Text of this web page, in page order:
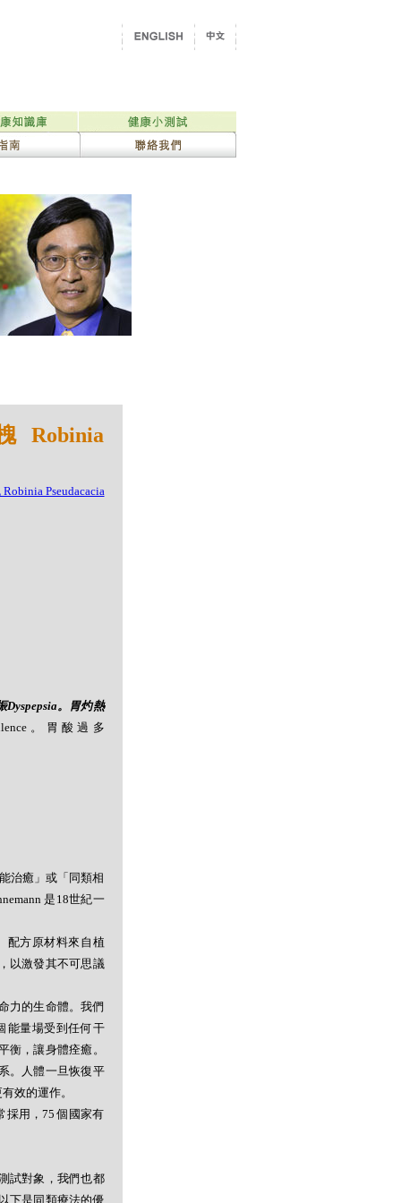
Robinia
。胃灼熱
。胃酸過多
治癒」或「同類相
是18世紀一
配方原材料來自植
以激發其不可思議
力的生命體。我們
能量場受到任何干
，讓身體痊癒。
。人體一旦恢復平
效的運作。
採用，75 個國家有
試對象，我們也都
下是同類療法的優